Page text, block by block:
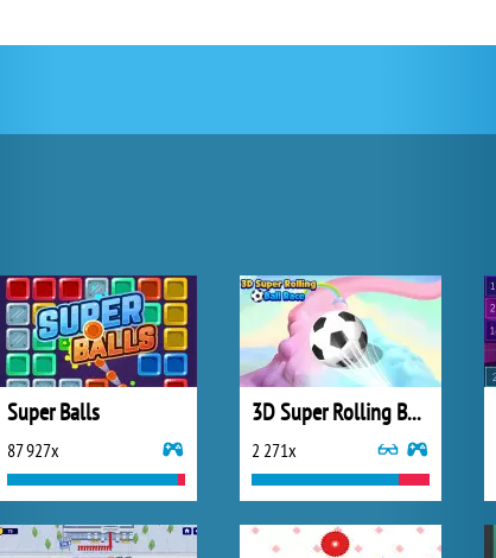
Super Balls
87 927x
3D Super Rolling Ball Race
2 271x